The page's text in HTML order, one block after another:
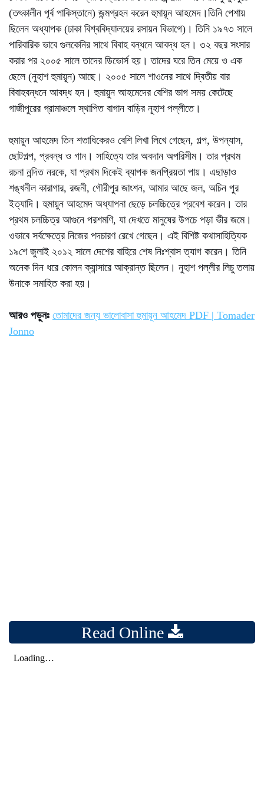
(তৎকালীন পূর্ব পাকিস্তানে) জন্মগ্রহন করেন হুমায়ূন আহমেদ।তিনি পেশায়
ছিলেন অধ্যাপক (ঢাকা বিশ্ববিদ্যালয়ের রসায়ন বিভাগে)। তিনি ১৯৭৩ সালে
পারিবারিক ভাবে গুলকেনির সাথে বিবাহ বন্ধনে আবদ্ধ হন। ৩২ বছর সংসার
করার পর ২০০৫ সালে তাদের ডিভোর্স হয়। তাদের ঘরে তিন মেয়ে ও এক
ছেলে (নুহাশ হুমায়ূন) আছে। ২০০৫ সালে শাওনের সাথে দ্বিতীয় বার
বিবাহবন্ধনে আবদ্ধ হন। হুমায়ুন আহমেদের বেশির ভাগ সময় কেটেছে
গাজীপুরের গ্রামাঞ্চলে স্থাপিত বাগান বাড়ির নূহাশ পল্লীতে।
হুমায়ুন আহমেদ তিন শতাধিকেরও বেশি লিখা লিখে গেছেন, গল্প, উপন্যাস,
ছোটগল্প, প্রবন্ধ ও গান। সাহিত্যে তার অবদান অপরিসীম। তার প্রথম
রচনা নন্দিত নরকে, যা প্রথম দিকেই ব্যাপক জনপ্রিয়তা পায়। এছাড়াও
শঙ্খনীল কারাগার, রজনী, গৌরীপুর জাংশন, আমার আছে জল, অচিন পুর
ইত্যাদি। হুমায়ুন আহমেদ অধ্যাপনা ছেড়ে চলচ্চিত্রে প্রবেশ করেন। তার
প্রথম চলচ্চিত্র আগুনে পরশমণি, যা দেখতে মানুষের উপচে পড়া ভীর জমে।
ওভাবে সর্বক্ষেত্রে নিজের পদচারণ রেখে গেছেন। এই বিশিষ্ট কথাসাহিত্যিক
১৯শে জুলাই ২০১২ সালে দেশের বাহিরে শেষ নিঃশ্বাস ত্যাগ করেন। তিনি
অনেক দিন ধরে কোলন ক্যান্সারে আক্রান্ত ছিলেন। নুহাশ পল্লীর লিচু তলায়
উনাকে সমাহিত করা হয়।
আরও পড়ুনঃ তোমাদের জন্য ভালোবাসা হুমায়ূন আহমেদ PDF | Tomader
Jonno
Read Online